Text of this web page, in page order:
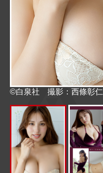
©白泉社 撮影：西條彰仁